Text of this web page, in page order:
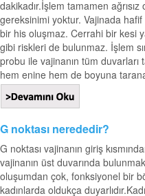
dakikadır.İşlem tamamen
gereksinimi yoktur. Vajinada hafif
bir his oluşmaz. Cerrahi bir kesi
gibi riskleri de bulunmaz. İşlem
probu ile vajinanın tüm duvarları
hem enine hem de boyuna
G noktası nerededir?
G noktası vajinanın giriş
vajinanın üst duvarında
oluşumdan çok, fonksiyonel bir
kadınlarda oldukça